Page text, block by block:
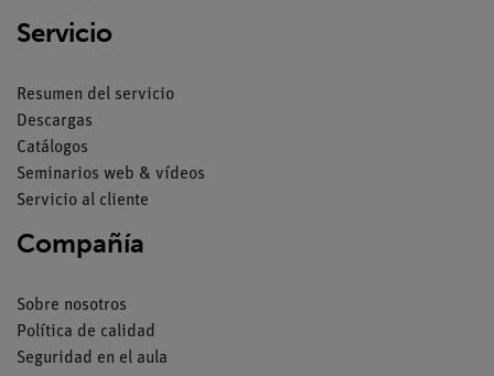
Servicio
Resumen del servicio
Descargas
Catálogos
Seminarios web & vídeos
Servicio al cliente
Compañía
Sobre nosotros
Política de calidad
Seguridad en el aula